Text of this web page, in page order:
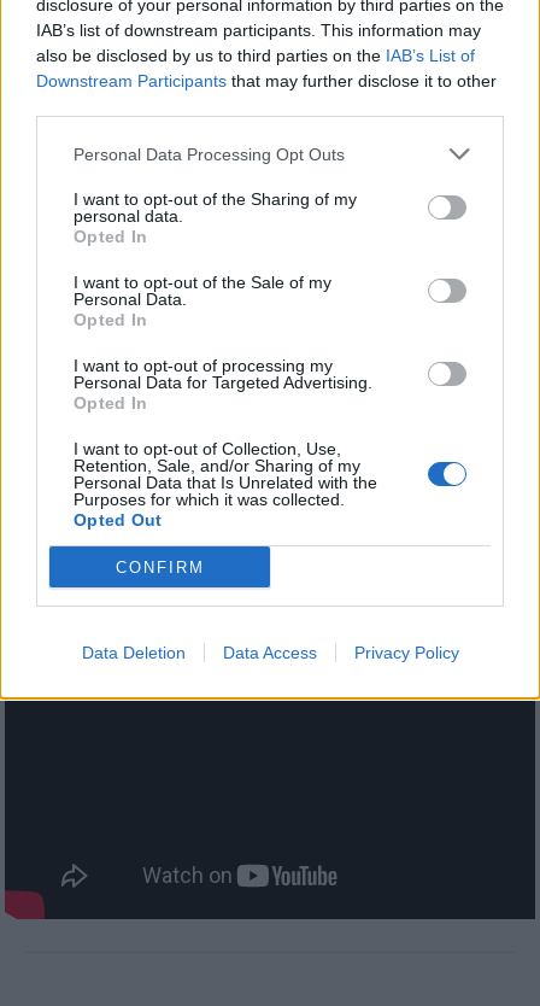
disclosure of your personal information by third parties on the
IAB’s list of downstream participants. This information may
also be disclosed by us to third parties on the IAB’s List of
Downstream Participants that may further disclose it to other
Personal Data Processing Opt Outs
I want to opt-out of the Sharing of my
personal data.
Opted In
I want to opt-out of the Sale of my
Personal Data.
Opted In
I want to opt-out of processing my
Personal Data for Targeted Advertising.
Opted In
I want to opt-out of Collection, Use,
Retention, Sale, and/or Sharing of my
Personal Data that Is Unrelated with the
Purposes for which it was collected.
Opted Out
CONFIRM
Data Deletion Data Access Privacy Policy
Οτιδήποτε έχει μεγάλαβυζιάείναι
ευπρόσδεκτο στοgameslife, όπως θα έχεις
καταλάβει! :P Αυτή τη φορά λοιπόν μας
τράβηξε την προσοχή τοιαπωνικό RPG, με
τίτλοDragon’s Crown
τελευταίο λοιπόν
του παιχνιδιού
παρουσιάζεται η χαρακτήρας
οποία έχειπολύ μεγάλους βύζους
. Πάρα πολύ
μεγάλους. Τιτανοτεράστιους. Θα ορκιζόμασταν
δηλαδή ότι οι δημιουργοί έχουν φτιάξει
ξεχωριστή μηχανή γραφικών για το κάθε βυζί…
Δες το βίντεο παρακάτω, αν δεν μας πιστεύεις!